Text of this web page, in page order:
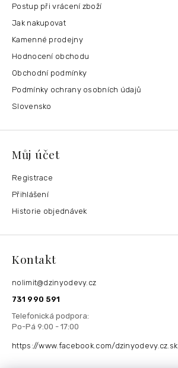
Postup při vrácení zboží
Jak nakupovat
Kamenné prodejny
Hodnocení obchodu
Obchodní podmínky
Podmínky ochrany osobních údajů
Slovensko
Můj účet
Registrace
Přihlášení
Historie objednávek
Kontakt
nolimit@dzinyodevy.cz
731 990 591
https://www.facebook.com/dzinyodevy.cz.sk